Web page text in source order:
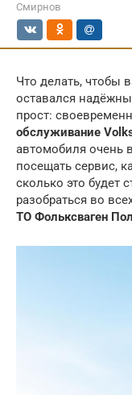
Смирнов
Что делать, чтобы
оставался
прост:
обслуживание
автомобиля очень
посещать сервис,
сколько это будет
разобраться во
ТО Фольксваген